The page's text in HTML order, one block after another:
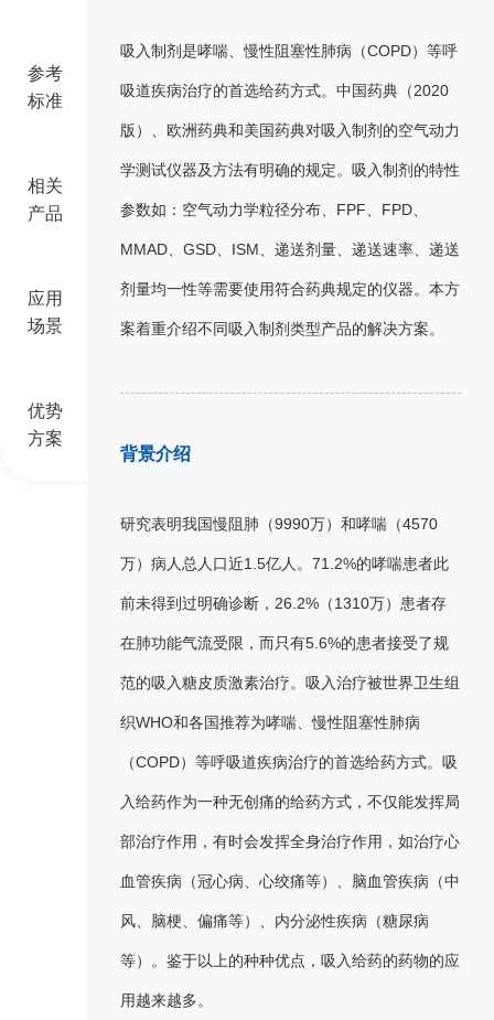
参考
标准
相关
产品
应用
场景
优势
方案
吸入制剂是哮喘、慢性阻塞性肺病（COPD）等呼
吸道疾病治疗的首选给药方式。中国药典（2020
版）、欧洲药典和美国药典对吸入制剂的空气动力
学测试仪器及方法有明确的规定。吸入制剂的特性
参数如：空气动力学粒径分布、FPF、FPD、
MMAD、GSD、ISM、递送剂量、递送速率、递送
剂量均一性等需要使用符合药典规定的仪器。本方
案着重介绍不同吸入制剂类型产品的解决方案。
背景介绍
研究表明我国慢阻肺（9990万）和哮喘（4570
万）病人总人口近1.5亿人。71.2%的哮喘患者此
前未得到过明确诊断，26.2%（1310万）患者存
在肺功能气流受限，而只有5.6%的患者接受了规
范的吸入糖皮质激素治疗。吸入治疗被世界卫生组
织WHO和各国推荐为哮喘、慢性阻塞性肺病
（COPD）等呼吸道疾病治疗的首选给药方式。吸
入给药作为一种无创痛的给药方式，不仅能发挥局
部治疗作用，有时会发挥全身治疗作用，如治疗心
血管疾病（冠心病、心绞痛等）、脑血管疾病（中
风、脑梗、偏痛等）、内分泌性疾病（糖尿病
等）。鉴于以上的种种优点，吸入给药的药物的应
用越来越多。